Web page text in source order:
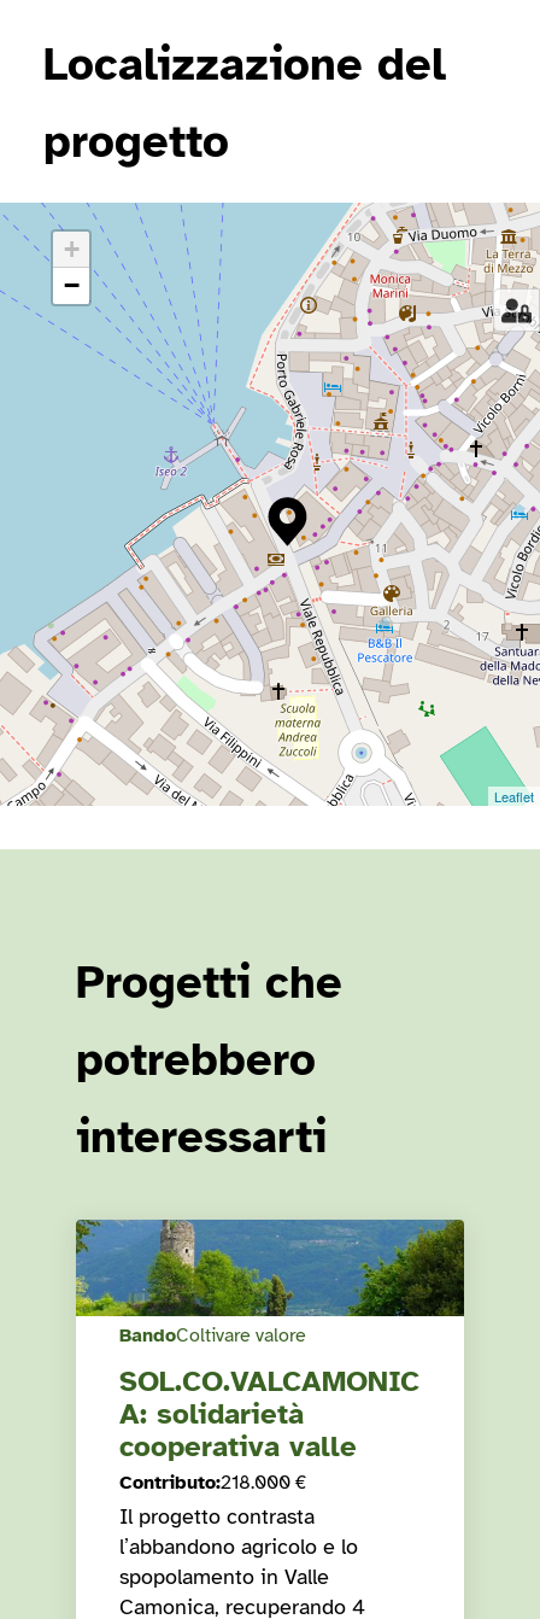
Localizzazione del
progetto
+
−
Leaflet
Progetti che
potrebbero
interessarti
BandoColtivare valore
SOL.CO.VALCAMONIC
A: solidarietà
cooperativa valle
Contributo:218.000 €
Il progetto contrasta
l’abbandono agricolo e lo
spopolamento in Valle
Camonica, recuperando 4